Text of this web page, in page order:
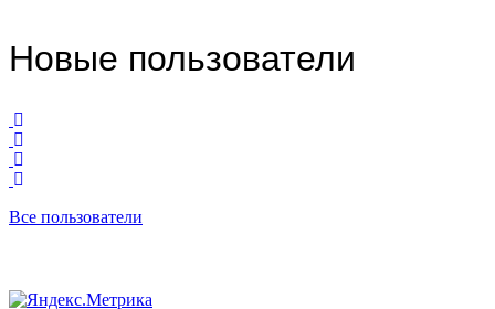
Новые пользователи
Все пользователи